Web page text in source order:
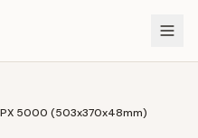
5000 (503x370x48mm)